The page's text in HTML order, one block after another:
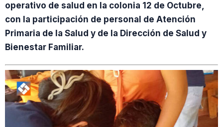
operativo de salud en la colonia 12 de Octubre,
con la participación de personal de Atención
Primaria de la Salud y de la Dirección de Salud y
Bienestar Familiar.